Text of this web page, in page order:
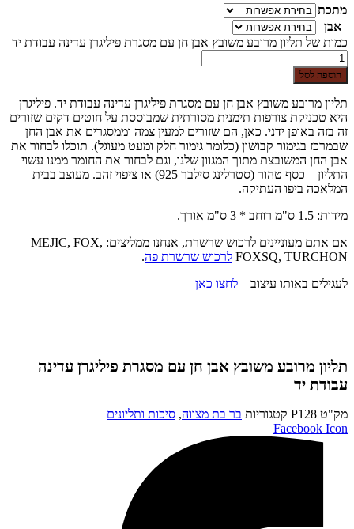
מתכת
אבן
כמות של תליון מרובע משובץ אבן חן עם מסגרת פיליגרן עדינה עבודת יד
הוספה לסל
תליון מרובע משובץ אבן חן עם מסגרת פיליגרן עדינה עבודת יד. פיליגרן
היא טכניקת צורפות תימנית מסורתית שמבוססת על חוטים דקים שזורים
זה בזה באופן ידני. כאן, הם שזורים למעין צמה וממסגרים את אבן החן
שבמרכז בגימור קבושון (כלומר גימור חלק ומעט מעוגל). תוכלו לבחור את
אבן החן המשובצת מתוך המגוון שלנו, וגם לבחור את החומר ממנו עשוי
התליון – כסף טהור (סטרלינג סילבר 925) או ציפוי זהב. מעוצב בבית
המלאכה ביפו העתיקה.
מידות: 1.5 ס"מ רוחב * 3 ס"מ אורך.
אם אתם מעוניינים לרכוש שרשרת, אנחנו ממליצים: MEJIC, FOX,
FOXSQ, TURCHON לרכוש שרשרת פה.
לעגילים באותו עיצוב – לחצו כאן
תליון מרובע משובץ אבן חן עם מסגרת פיליגרן עדינה
עבודת יד
מק"ט P128 קטגוריות בר בת מצווה, סיכות ותליונים
Facebook Icon